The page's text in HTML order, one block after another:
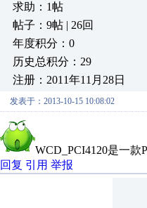
求助：1帖
帖子：9帖 | 26回
年度积分：0
历史总积分：29
注册：2011年11月28日
发表于：2013-10-15 10:08:02
WCD_PCI4120是一
回复 引用 举报